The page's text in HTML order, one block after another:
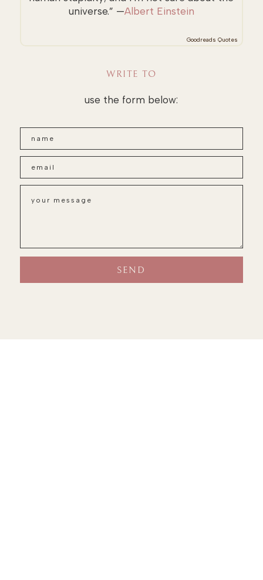
universe.” —Albert Einstein
Goodreads Quotes
WRITE TO
use the form below: